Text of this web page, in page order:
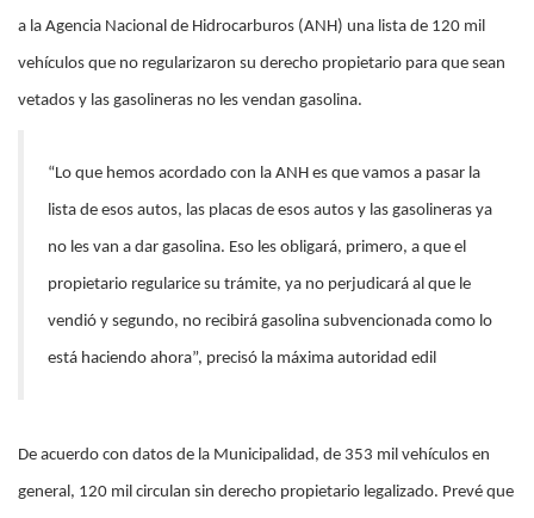
a la Agencia Nacional de Hidrocarburos (ANH) una lista de 120 mil
vehículos que no regularizaron su derecho propietario para que sean
vetados y las gasolineras no les vendan gasolina.
“Lo que hemos acordado con la ANH es que vamos a pasar la
lista de esos autos, las placas de esos autos y las gasolineras ya
no les van a dar gasolina. Eso les obligará, primero, a que el
propietario regularice su trámite, ya no perjudicará al que le
vendió y segundo, no recibirá gasolina subvencionada como lo
está haciendo ahora”, precisó la máxima autoridad edil
De acuerdo con datos de la Municipalidad, de 353 mil vehículos en
general, 120 mil circulan sin derecho propietario legalizado. Prevé que